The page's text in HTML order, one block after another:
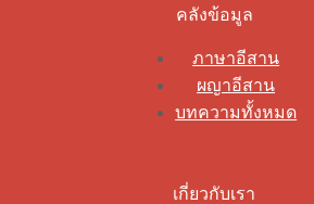
คลังข้อมูล
ภาษาอีสาน
ผญาอีสาน
บทความทั้งหมด
เกี่ยวกับเรา